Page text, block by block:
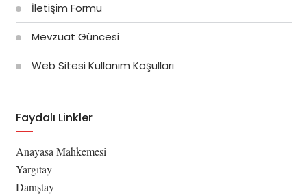
İletişim Formu
Mevzuat Güncesi
Web Sitesi Kullanım Koşulları
Faydalı Linkler
Anayasa Mahkemesi
Yargıtay
Danıştay